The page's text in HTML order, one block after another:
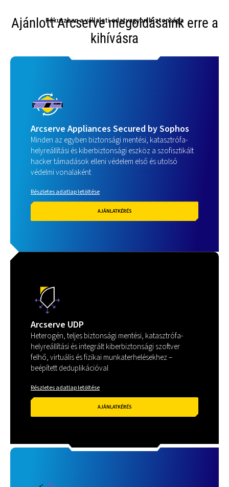
Fókuszban a vállalati adatvagyon biztonsága
Ajánlott Arcserve megoldásaink erre a
kihívásra
Arcserve Appliances Secured by Sophos
Minden az egyben biztonsági mentési, katasztrófa-
helyreállítási és kiberbiztonsági eszköz a szofisztikált
hacker támadások elleni védelem első és utolsó
védelmi vonalaként
Részletes adatlap letöltése
AJÁNLATKÉRÉS
Arcserve UDP
Heterogén, teljes biztonsági mentési, katasztrófa-
helyreállítási és integrált kiberbiztonsági szoftver
felhő, virtuális és fizikai munkaterhelésekhez –
beépített deduplikációval
Részletes adatlap letöltése
AJÁNLATKÉRÉS